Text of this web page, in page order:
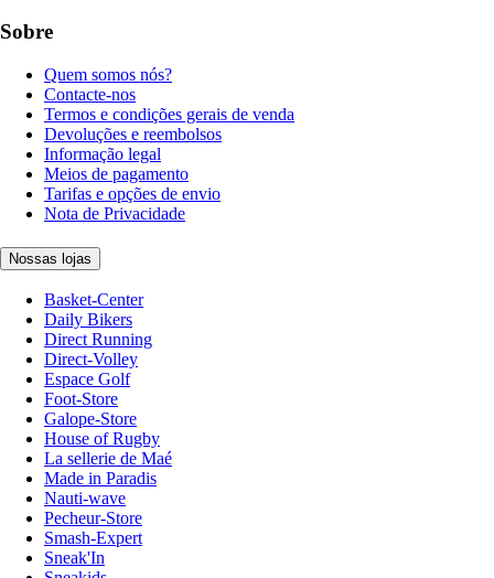
Sobre
Quem somos nós?
Contacte-nos
Termos e condições gerais de venda
Devoluções e reembolsos
Informação legal
Meios de pagamento
Tarifas e opções de envio
Nota de Privacidade
Nossas lojas
Basket-Center
Daily Bikers
Direct Running
Direct-Volley
Espace Golf
Foot-Store
Galope-Store
House of Rugby
La sellerie de Maé
Made in Paradis
Nauti-wave
Pecheur-Store
Smash-Expert
Sneak'In